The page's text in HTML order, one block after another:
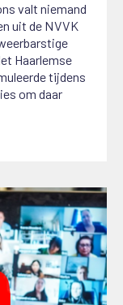
valt niemand
uit de NVVK
Haarlemse
tijdens
om daar